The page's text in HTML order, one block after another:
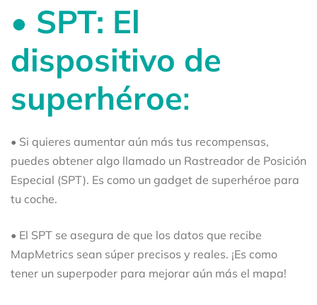
• SPT: El
dispositivo de
superhéroe:
• Si quieres aumentar aún más tus recompensas,
puedes obtener algo llamado un Rastreador de Posición
Especial (SPT). Es como un gadget de superhéroe para
tu coche.
• El SPT se asegura de que los datos que recibe
MapMetrics sean súper precisos y reales. ¡Es como
tener un superpoder para mejorar aún más el mapa!